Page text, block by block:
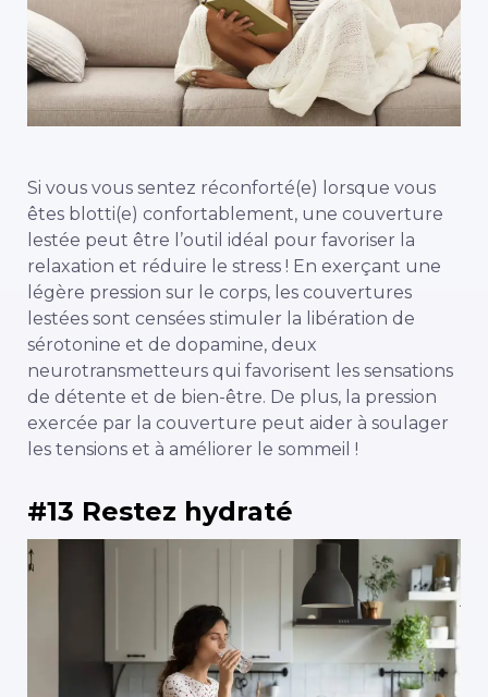
Si vous vous sentez réconforté(e) lorsque vous
êtes blotti(e) confortablement, une couverture
lestée peut être l’outil idéal pour favoriser la
relaxation et réduire le stress ! En exerçant une
légère pression sur le corps, les couvertures
lestées sont censées stimuler la libération de
sérotonine et de dopamine, deux
neurotransmetteurs qui favorisent les sensations
de détente et de bien-être. De plus, la pression
exercée par la couverture peut aider à soulager
les tensions et à améliorer le sommeil !
#13 Restez hydraté